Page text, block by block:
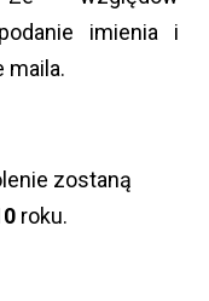
imienia i
maila.
zostaną
roku.